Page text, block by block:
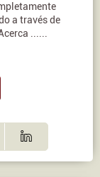
a través de
......